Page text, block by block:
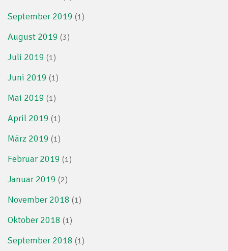
September 2019 (1)
August 2019 (3)
Juli 2019 (1)
Juni 2019 (1)
Mai 2019 (1)
April 2019 (1)
März 2019 (1)
Februar 2019 (1)
Januar 2019 (2)
November 2018 (1)
Oktober 2018 (1)
September 2018 (1)